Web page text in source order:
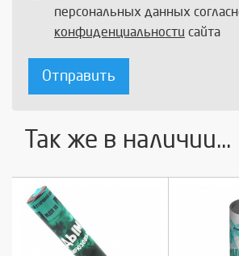
персональных данных
конфиденциальности сайта
Отправить
Так же в наличии...